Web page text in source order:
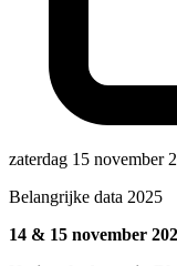
zaterdag 15 november
Belangrijke data 2025
14 & 15 november